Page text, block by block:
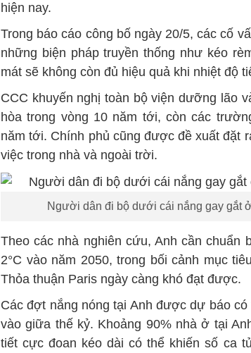
hiện nay.
Trong báo cáo công bố ngày 20/5, các cố
những biện pháp truyền thống như kéo
mát sẽ không còn đủ hiệu quả khi nhiệt độ
CCC khuyến nghị toàn bộ viện dưỡng lão
hòa trong vòng 10 năm tới, còn các
năm tới. Chính phủ cũng được đề xuất đặt
việc trong nhà và ngoài trời.
Người dân đi bộ dưới cái nắng gay gắt
Theo các nhà nghiên cứu, Anh cần chuẩn
2°C vào năm 2050, trong bối cảnh mục
Thỏa thuận Paris ngày càng khó đạt được.
Các đợt nắng nóng tại Anh được dự báo
vào giữa thế kỷ. Khoảng 90% nhà ở tại
tiết cực đoan kéo dài có thể khiến số ca